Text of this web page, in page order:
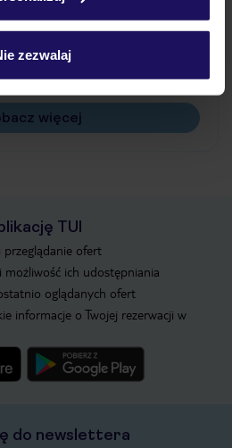
zezwalaj
zgłaszającą?
otrzymam karty
więcej
TUI
przeglądanie ofert
ich udostępniania
oglądanych ofert
informacje o Twojej rezerwacji w
do newslettera